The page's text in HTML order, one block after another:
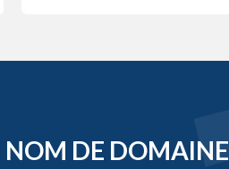
NOM DE DOMAINE